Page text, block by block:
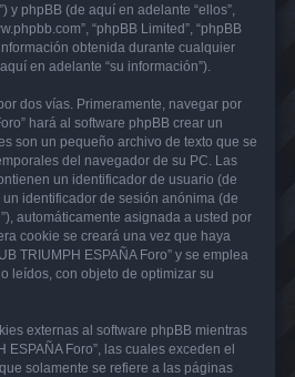
y phpBB (de aquí en adelante “ellos”,
“phpBB Limited”, “phpBB
obtenida durante cualquier
en adelante “su información”).
dos vías. Primeramente, navegar por
hará al software phpBB crear un
son un pequeño archivo de texto que se
del navegador de su PC. Las
un identificador de usuario (de
un identificador de sesión anónima (de
automáticamente asignada a usted por
cookie se creará una vez que haya
TRIUMPH ESPAÑA Foro” y se emplea
leídos, con objeto de optimizar su
externas al software phpBB mientras
ESPAÑA Foro”, las cuales exceden el
solamente se refiere a las páginas